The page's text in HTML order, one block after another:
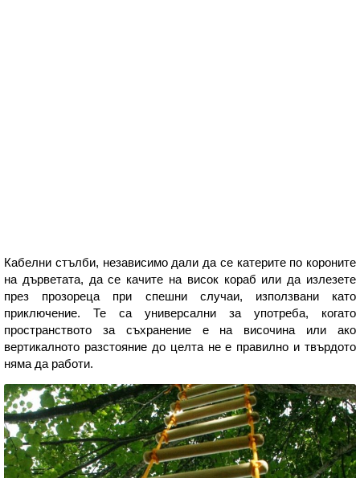
Кабелни стълби, независимо дали да се катерите по короните
на дърветата, да се качите на висок кораб или да излезете
през прозореца при спешни случаи, използвани като
приключение. Те са универсални за употреба, когато
пространството за съхранение е на височина или ако
вертикалното разстояние до целта не е правилно и твърдото
няма да работи.